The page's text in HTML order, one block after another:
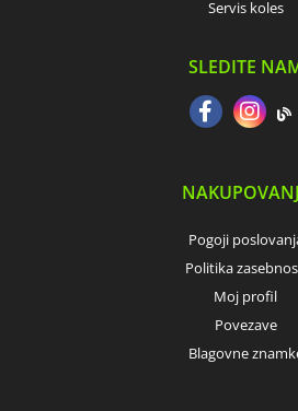
Servis koles
SLEDITE
Pogoji
Politika
Moj profil
Povezave
Blagovne